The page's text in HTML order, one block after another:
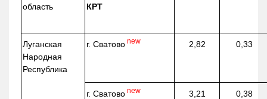
область
КРТ
Луганская
Народная
Республика
г. Сватово new 2,82 0,33
г. Сватово new 3,21 0,38